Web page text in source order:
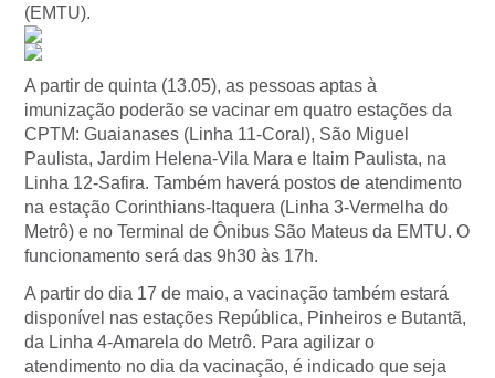
(EMTU).
A partir de quinta (13.05), as pessoas aptas à
imunização poderão se vacinar em quatro estações da
CPTM: Guaianases (Linha 11-Coral), São Miguel
Paulista, Jardim Helena-Vila Mara e Itaim Paulista, na
Linha 12-Safira. Também haverá postos de atendimento
na estação Corinthians-Itaquera (Linha 3-Vermelha do
Metrô) e no Terminal de Ônibus São Mateus da EMTU. O
funcionamento será das 9h30 às 17h.
A partir do dia 17 de maio, a vacinação também estará
disponível nas estações República, Pinheiros e Butantã,
da Linha 4-Amarela do Metrô. Para agilizar o
atendimento no dia da vacinação, é indicado que seja